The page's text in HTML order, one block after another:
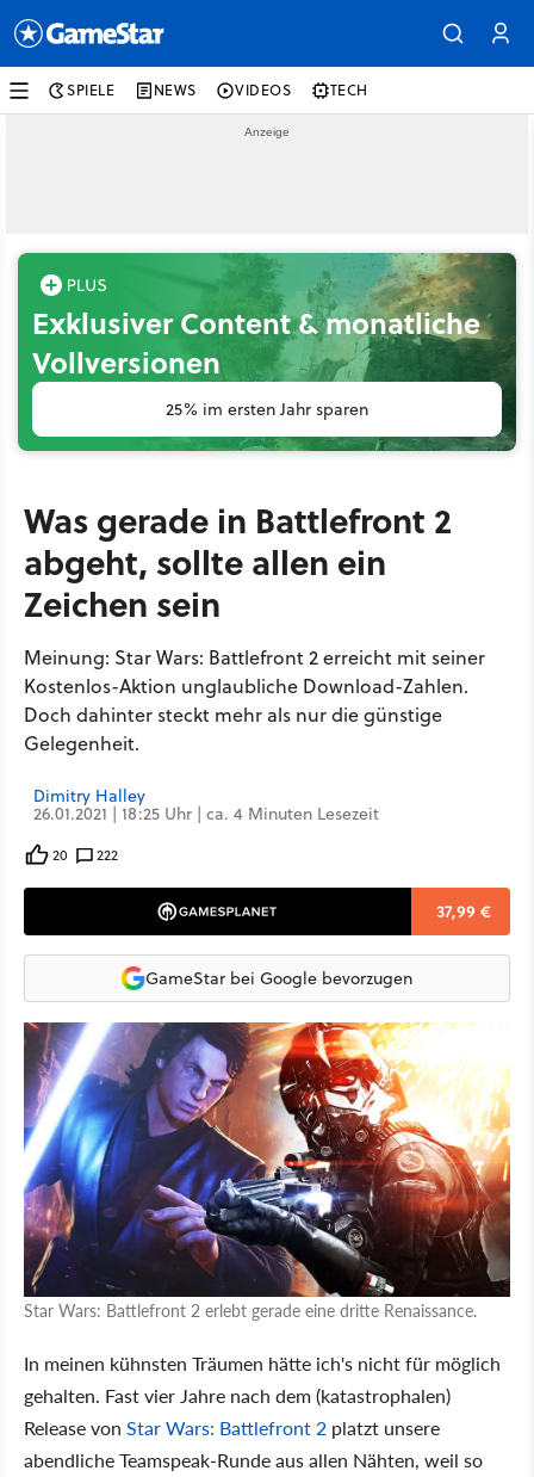
SPIELE NEWS VIDEOS TECH
Exklusiver Content & monatliche
Vollversionen
25% im ersten Jahr sparen
Was gerade in Battlefront 2
abgeht, sollte allen ein
Zeichen sein
Meinung: Star Wars: Battlefront 2 erreicht mit seiner
Kostenlos-Aktion unglaubliche Download-Zahlen.
Doch dahinter steckt mehr als nur die günstige
Gelegenheit.
Dimitry Halley
26.01.2021 | 18:25 Uhr | ca. 4 Minuten Lesezeit
20 222
37,99 €
GameStar bei Google bevorzugen
Star Wars: Battlefront 2 erlebt gerade eine dritte Renaissance.
In meinen kühnsten Träumen hätte ich's nicht für möglich
gehalten. Fast vier Jahre nach dem (katastrophalen)
Release von Star Wars: Battlefront 2 platzt unsere
abendliche Teamspeak-Runde aus allen Nähten, weil so